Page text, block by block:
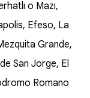
o Mazı,
Efeso, La
Grande,
San Jorge, El
Romano